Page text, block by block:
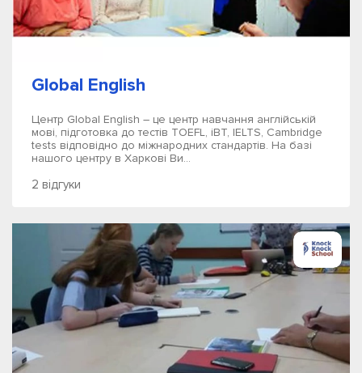
Global English
Центр Global English – це центр навчання англійській
мові, підготовка до тестів TOEFL, iBT, IELTS, Cambridge
tests відповідно до міжнародних стандартів. На базі
нашого центру в Харкові Ви...
2 відгуки